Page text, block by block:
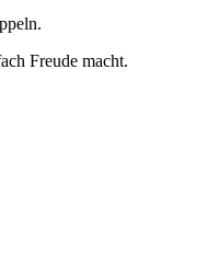
Freude macht.